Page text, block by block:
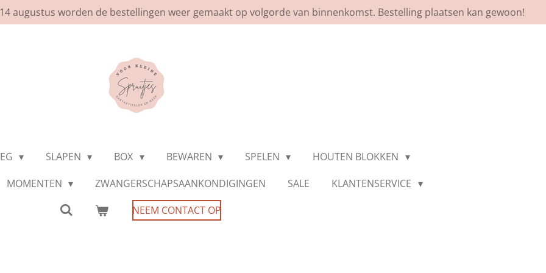
augustus worden de bestellingen weer gemaakt op volgorde van binnenkomst. Bestelling plaatsen kan gewoon!
SLAPEN BOX BEWAREN SPELEN
HOUTEN BLOKKEN
MOMENTEN ZWANGERSCHAPSAANKONDIGINGEN SALE
KLANTENSERVICE
NEEM CONTACT OP